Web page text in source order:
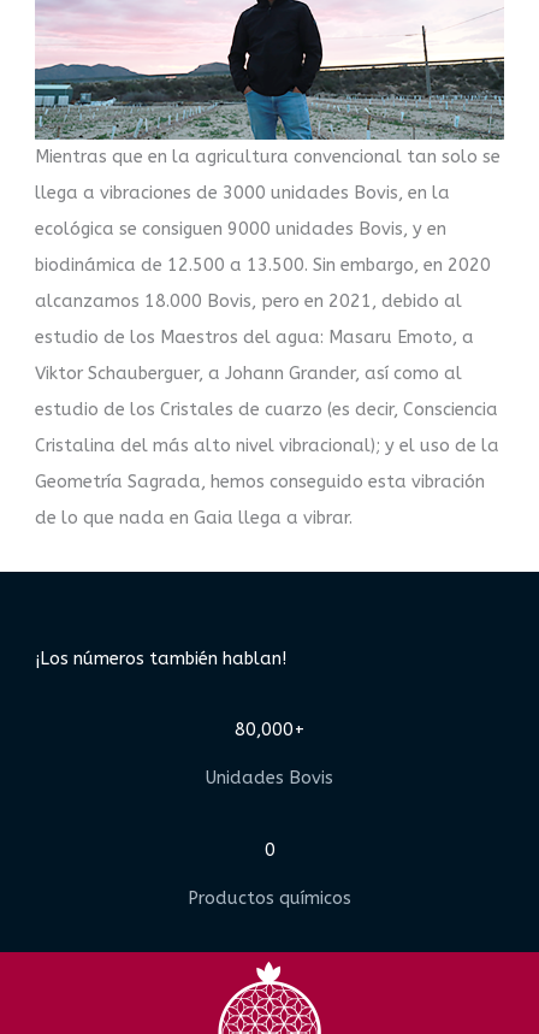
Mientras que en la agricultura convencional tan solo se
llega a vibraciones de 3000 unidades Bovis, en la
ecológica se consiguen 9000 unidades Bovis, y en
biodinámica de 12.500 a 13.500. Sin embargo, en 2020
alcanzamos 18.000 Bovis, pero en 2021, debido al
estudio de los Maestros del agua: Masaru Emoto, a
Viktor Schauberguer, a Johann Grander, así como al
estudio de los Cristales de cuarzo (es decir, Consciencia
Cristalina del más alto nivel vibracional); y el uso de la
Geometría Sagrada, hemos conseguido esta vibración
de lo que nada en Gaia llega a vibrar.
¡Los números también hablan!
80,000+
Unidades Bovis
0
Productos químicos